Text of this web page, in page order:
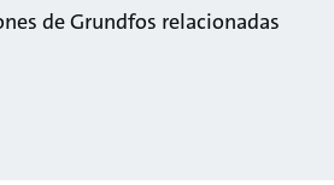
de Grundfos relacionadas